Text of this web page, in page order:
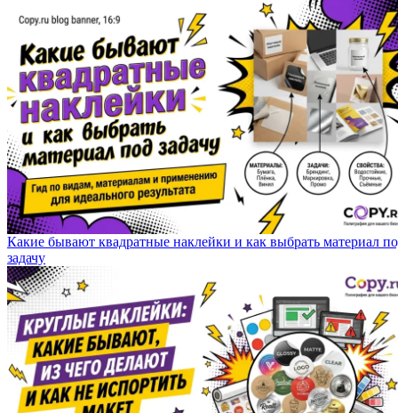
Какие бывают квадратные наклейки и как выбрать материал
задачу